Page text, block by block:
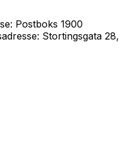
Postboks 1900
Stortingsgata 28,